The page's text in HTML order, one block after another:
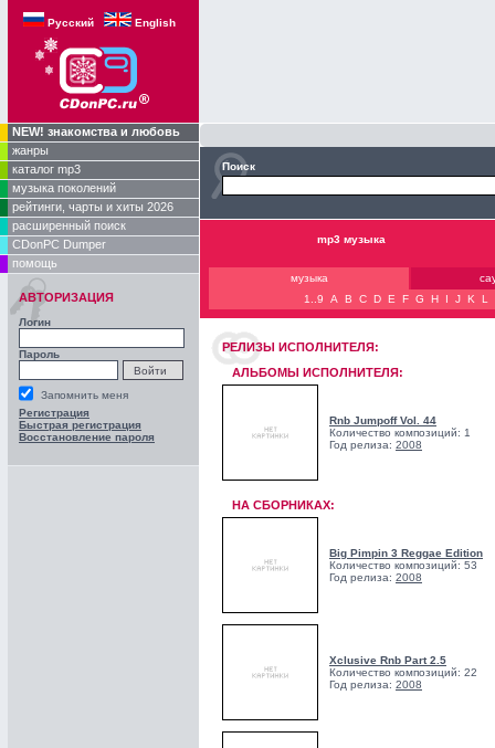
Русский English
NEW! знакомства и любовь
жанры
каталог mp3
музыка поколений
рейтинги, чарты и хиты 2026
расширенный поиск
CDonPC Dumper
помощь
АВТОРИЗАЦИЯ
Логин
Пароль
Запомнить меня
Регистрация
Быстрая регистрация
Восстановление пароля
Поиск
mp3 музыка
музыка
1..9
A B C D E F G H I J K L
РЕЛИЗЫ ИCПОЛНИТЕЛЯ:
АЛЬБОМЫ ИСПОЛНИТЕЛЯ:
Rnb Jumpoff Vol. 44
Количество композиций: 1
Год релиза: 2008
НА СБОРНИКАХ:
Big Pimpin 3 Reggae Edition
Количество композиций: 53
Год релиза: 2008
Xclusive Rnb Part 2.5
Количество композиций: 22
Год релиза: 2008